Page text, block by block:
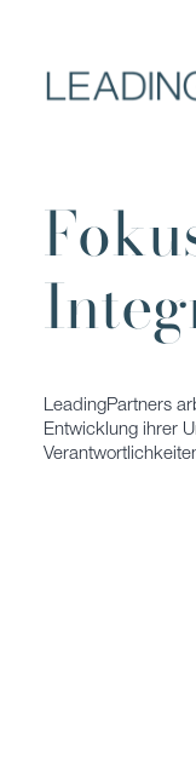
springen
LeadingPartners
Entwicklung ihrer